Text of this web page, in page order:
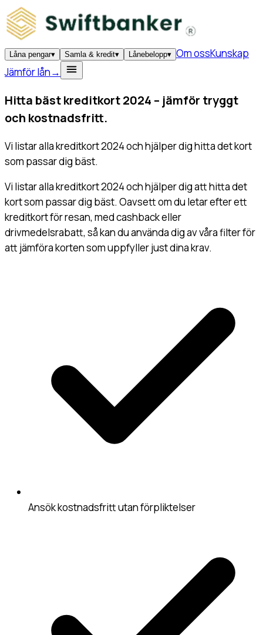
Låna pengar▾ Samla & kredit▾ Lånebelopp▾ Om ossKunskap
Jämför lån→
Hitta bästkreditkort 2024 – jämför tryggt
och kostnadsfritt.
Vi listar alla kreditkort 2024 och hjälper dig hitta det kort
som passar dig bäst.
Vi listar alla kreditkort 2024 och hjälper dig att hitta det
kort som passar dig bäst. Oavsett om du letar efter ett
kreditkort för resan, med cashback eller
drivmedelsrabatt, så kan du använda dig av våra filter för
att jämföra korten som uppfyller just dina krav.
Ansök kostnadsfritt utan förpliktelser